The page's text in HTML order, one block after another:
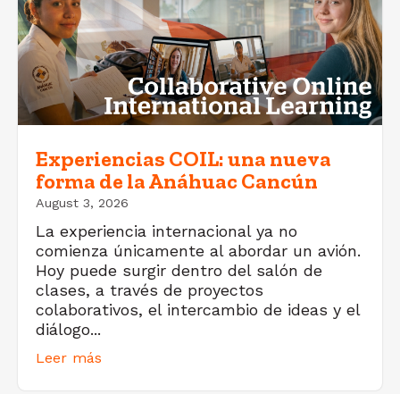
Experiencias COIL: una nueva
forma de la Anáhuac Cancún
August 3, 2026
La experiencia internacional ya no
comienza únicamente al abordar un avión.
Hoy puede surgir dentro del salón de
clases, a través de proyectos
colaborativos, el intercambio de ideas y el
diálogo...
Leer más